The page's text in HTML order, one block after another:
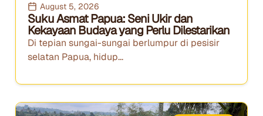
August 5, 2026
Suku Asmat Papua: Seni Ukir dan
Kekayaan Budaya yang Perlu Dilestarikan
Di tepian sungai-sungai berlumpur di pesisir
selatan Papua, hidup...